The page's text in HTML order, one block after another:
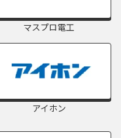
マスプロ電工
アイホン